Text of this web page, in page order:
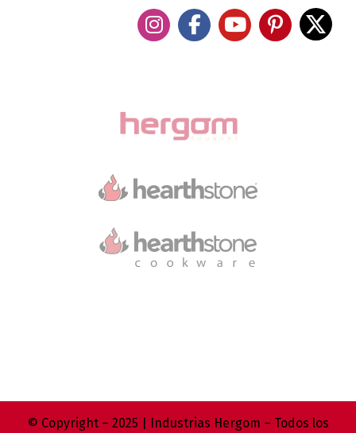
© Copyright – 2025 | Industrias Hergom – Todos los